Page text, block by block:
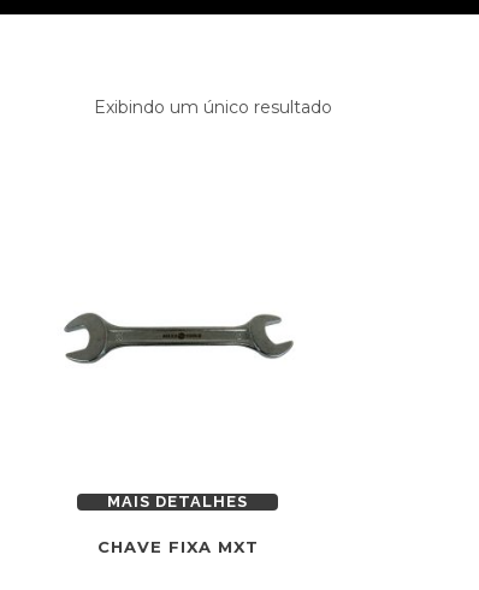
Exibindo um único resultado
MAIS DETALHES
CHAVE FIXA MXT